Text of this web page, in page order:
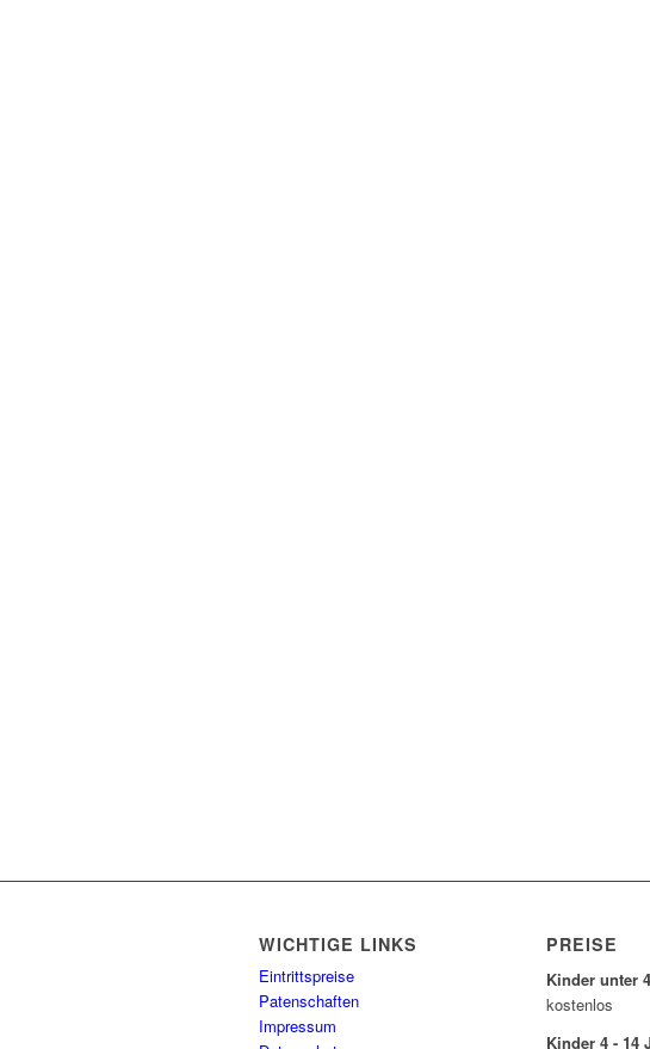
WICHTIGE LINKS
Eintrittspreise
Patenschaften
Impressum
PREISE
Kinder unter
kostenlos
Kinder 4 - 14